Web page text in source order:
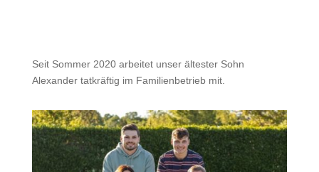
Seit Sommer 2020 arbeitet unser ältester Sohn
Alexander tatkräftig im Familienbetrieb mit.